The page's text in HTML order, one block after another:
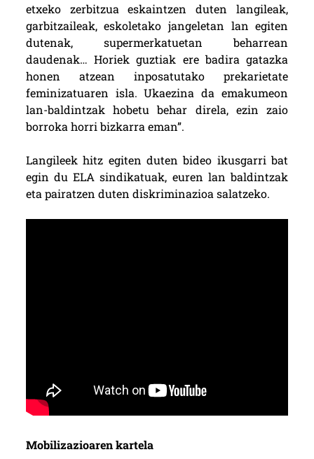
etxeko zerbitzua eskaintzen duten langileak,
garbitzaileak, eskoletako jangeletan lan egiten
dutenak, supermerkatuetan beharrean
daudenak… Horiek guztiak ere badira gatazka
honen atzean inposatutako prekarietate
feminizatuaren isla. Ukaezina da emakumeon
lan-baldintzak hobetu behar direla, ezin zaio
borroka horri bizkarra eman”.
Langileek hitz egiten duten bideo ikusgarri bat
egin du ELA sindikatuak, euren lan baldintzak
eta pairatzen duten diskriminazioa salatzeko.
Mobilizazioaren kartela